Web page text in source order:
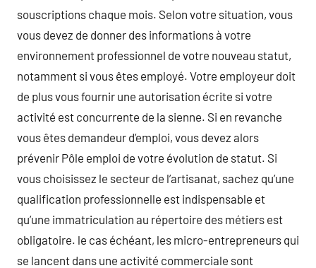
souscriptions chaque mois. Selon votre situation, vous
vous devez de donner des informations à votre
environnement professionnel de votre nouveau statut,
notamment si vous êtes employé. Votre employeur doit
de plus vous fournir une autorisation écrite si votre
activité est concurrente de la sienne. Si en revanche
vous êtes demandeur d’emploi, vous devez alors
prévenir Pôle emploi de votre évolution de statut. Si
vous choisissez le secteur de l’artisanat, sachez qu’une
qualification professionnelle est indispensable et
qu’une immatriculation au répertoire des métiers est
obligatoire. le cas échéant, les micro-entrepreneurs qui
se lancent dans une activité commerciale sont